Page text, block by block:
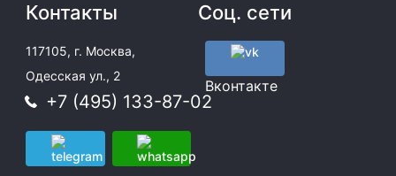
Контакты
117105, г. Москва,
Одесская ул., 2
+7 (495) 133-87-02
Соц. сети
Вконтакте